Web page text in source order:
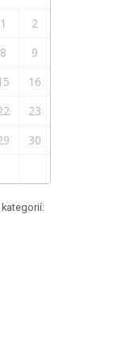
1
2
8
9
16
23
30